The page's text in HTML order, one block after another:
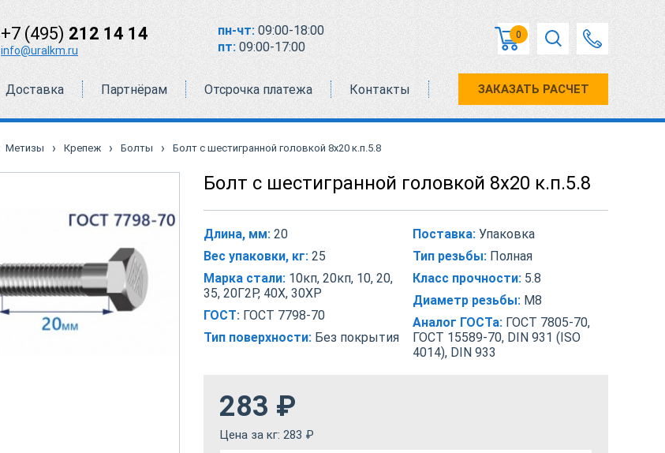
+7 (495) 212 14 14
info@uralkm.ru
пн-чт: 09:00-18:00
пт: 09:00-17:00
0
Доставка Партнёрам Отсрочка платежа Контакты ЗАКАЗАТЬ РАСЧЕТ
Метизы › Крепеж › Болты › Болт с шестигранной головкой 8х20 к.п.5.8
Болт с шестигранной головкой 8х20 к.п.5.8
Длина, мм: 20
Вес упаковки, кг: 25
Марка стали: 10кп, 20кп, 10, 20,
35, 20Г2Р, 40Х, 30ХР
ГОСТ: ГОСТ 7798-70
Тип поверхности: Без покрытия
Поставка: Упаковка
Тип резьбы: Полная
Класс прочности: 5.8
Диаметр резьбы: М8
Аналог ГОСТа: ГОСТ 7805-70,
ГОСТ 15589-70, DIN 931 (ISO
4014), DIN 933
283 ₽
Цена за кг: 283 ₽